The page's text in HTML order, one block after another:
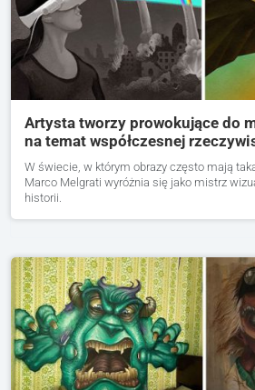
Artysta tworzy prowokujące do
na temat współczesnej
W świecie, w którym obrazy często mają
Marco Melgrati wyróżnia się jako mistrz
historii.